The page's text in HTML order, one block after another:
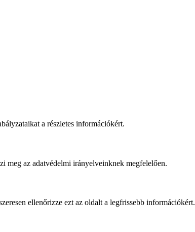
a részletes információkért.
meg az adatvédelmi irányelveinknek megfelelően.
ellenőrizze ezt az oldalt a legfrissebb információkért.